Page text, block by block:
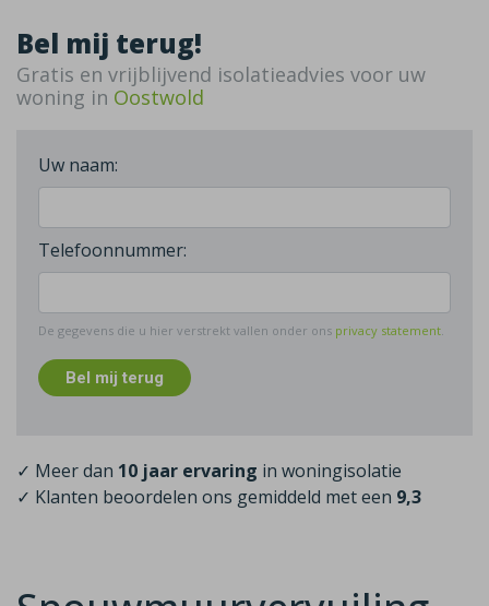
Bel mij terug!
Gratis en vrijblijvend isolatieadvies voor uw
woning in Oostwold
Uw naam:
Telefoonnummer:
De gegevens die u hier verstrekt vallen onder ons privacy statement.
Bel mij terug
✓ Meer dan 10 jaar ervaring in woningisolatie
✓ Klanten beoordelen ons gemiddeld met een 9,3